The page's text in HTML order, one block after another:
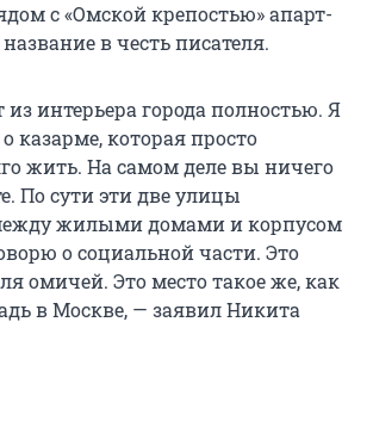
с «Омской крепостью» апарт-
в честь писателя.
интерьера города полностью. Я
казарме, которая просто
жить. На самом деле вы ничего
По сути эти две улицы
жилыми домами и корпусом
о социальной части. Это
омичей. Это место такое же, как
в Москве, — заявил Никита